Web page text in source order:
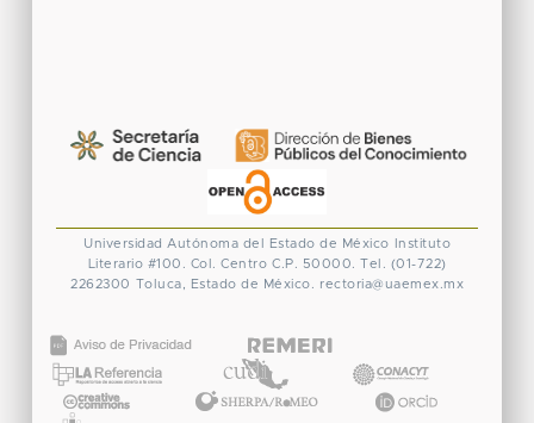
Universidad Autónoma del Estado de México
Instituto
Literario #100. Col. Centro C.P. 50000. Tel. (01-722)
2262300 Toluca, Estado de México. rectoria@uaemex.mx